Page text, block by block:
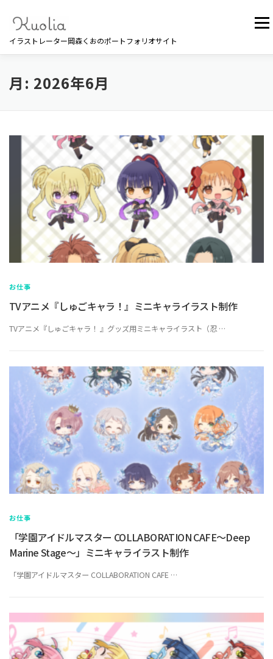
イラストレーター岡森くおのポートフォリオサイト
メニ
TOP ILLUST
月: 2026年6月
お仕事
TVアニメ『しゅごキャラ！』ミニキャライラスト制作
TVアニメ『しゅごキャラ！ 』グッズ用ミニキャライラスト（忍 …
お仕事
「学園アイドルマスター COLLABORATION CAFE～Deep
Marine Stage～」ミニキャライラスト制作
「学園アイドルマスター COLLABORATION CAFE …